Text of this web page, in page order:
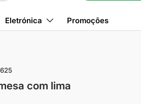
Eletrónica Promoções
com lima